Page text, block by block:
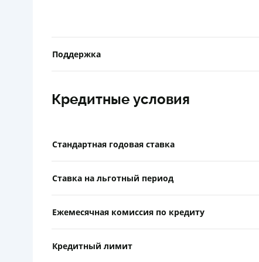
Поддержка
Кредитные условия
Стандартная годовая ставка
Ставка на льготный период
Ежемесячная комиссия по кредиту
Кредитный лимит